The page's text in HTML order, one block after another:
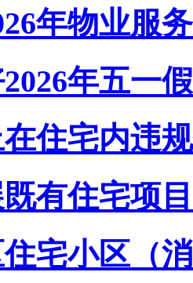
年物业服
年五一
住宅内违
有住宅项
宅小区（